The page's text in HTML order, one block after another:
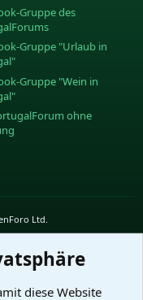
Gruppe des
Gruppe "Urlaub in
Gruppe "Wein in
ohne
Ltd.
diese Website